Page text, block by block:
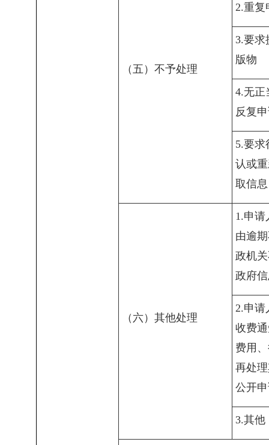
（五）不予处理
2.重复
3.要求
版物
4.无正
反复
5.要求
认或
取信息
（六）其他处理
1.申请
由逾
政机
政府
2.申请
收费
费用
再处
公开
3.其他